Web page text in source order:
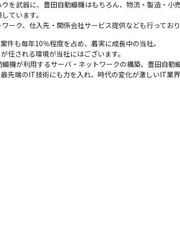
を武器に、豊田自動織機はもちろん、物流・製造・
ています。
ーク、仕入先・関係会社サービス提供なども行っており
も毎年10％程度を占め、着実に成長中の当社。
任される環境が当社にはございます。
機が利用するサーバ・ネットワークの構築、豊田自
先端のIT技術にも力を入れ、時代の変化が激しいIT業